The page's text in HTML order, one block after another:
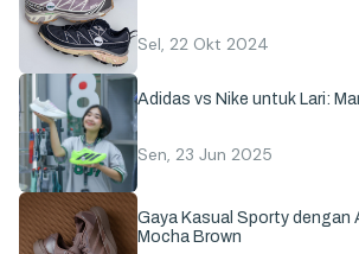
Sel, 22 Okt 2024
Adidas vs Nike untuk Lari:
Sen, 23 Jun 2025
Gaya Kasual Sporty dengan
Mocha Brown